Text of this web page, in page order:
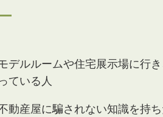
デルルームや住宅展示場に行
ている人
動産屋に騙されない知識を持